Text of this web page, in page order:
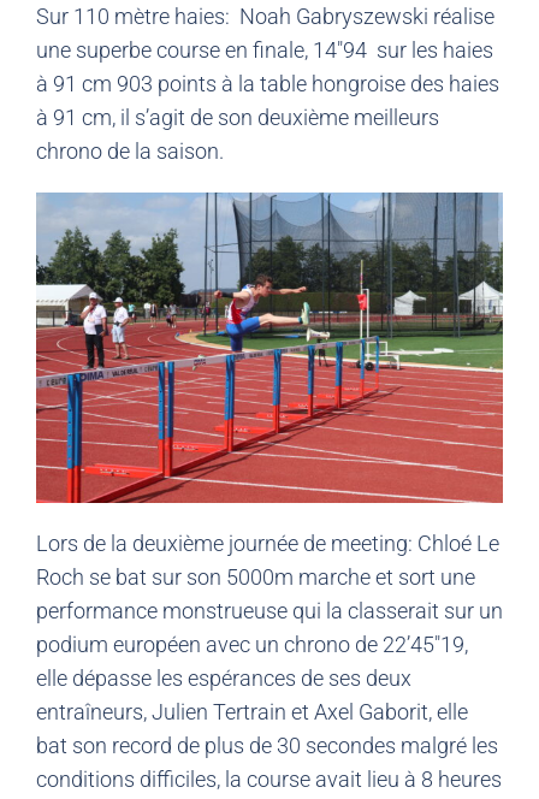
Sur 110 mètre haies: Noah Gabryszewski réalise
une superbe course en finale, 14″94 sur les haies
à 91 cm 903 points à la table hongroise des haies
à 91 cm, il s’agit de son deuxième meilleurs
chrono de la saison.
Lors de la deuxième journée de meeting: Chloé Le
Roch se bat sur son 5000m marche et sort une
performance monstrueuse qui la classerait sur un
podium européen avec un chrono de 22’45″19,
elle dépasse les espérances de ses deux
entraîneurs, Julien Tertrain et Axel Gaborit, elle
bat son record de plus de 30 secondes malgré les
conditions difficiles, la course avait lieu à 8 heures